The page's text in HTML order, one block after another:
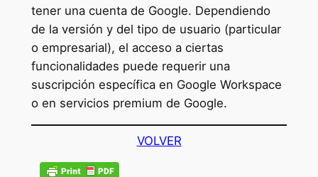
tener una cuenta de Google. Dependiendo
de la versión y del tipo de usuario (particular
o empresarial), el acceso a ciertas
funcionalidades puede requerir una
suscripción específica en Google Workspace
o en servicios premium de Google.
VOLVER